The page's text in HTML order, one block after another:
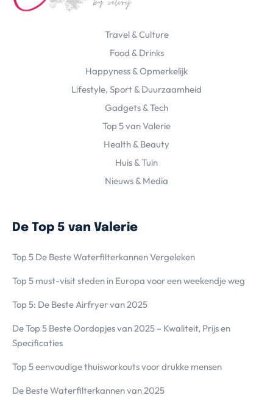
Travel & Culture
Food & Drinks
Happyness & Opmerkelijk
Lifestyle, Sport & Duurzaamheid
Gadgets & Tech
Top 5 van Valerie
Health & Beauty
Huis & Tuin
Nieuws & Media
De Top 5 van Valerie
Top 5 De Beste Waterfilterkannen Vergeleken
Top 5 must-visit steden in Europa voor een weekendje weg
Top 5: De Beste Airfryer van 2025
De Top 5 Beste Oordopjes van 2025 – Kwaliteit, Prijs en
Specificaties
Top 5 eenvoudige thuisworkouts voor drukke mensen
De Beste Waterfilterkannen van 2025